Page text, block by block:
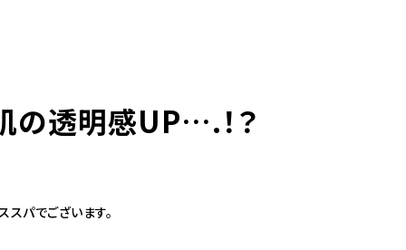
の透明感UP….！？
スパでございます。